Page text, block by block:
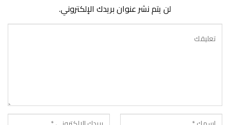
لن يتم نشر عنوان بريدك الإلكتروني.